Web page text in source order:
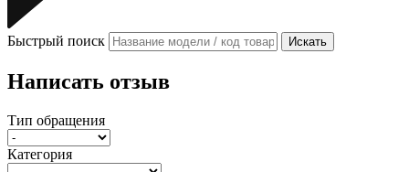
Быстрый поиск Искать
Написать отзыв
Тип обращения
Категория